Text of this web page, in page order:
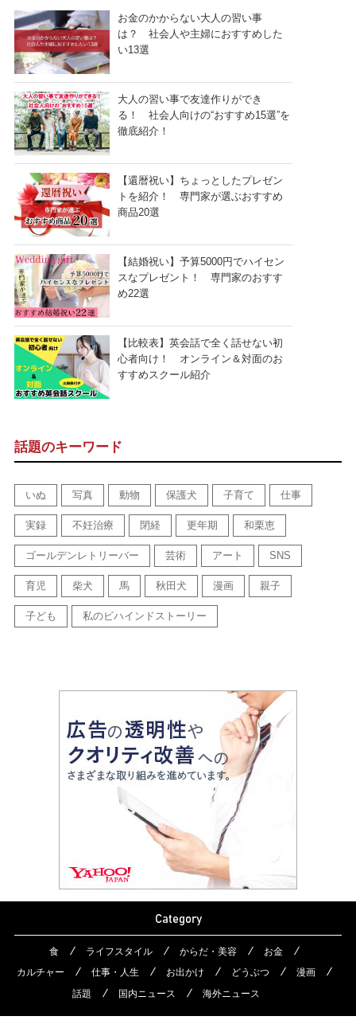
お金のかからない大人の習い事
は？ 社会人や主婦におすすめした
い13選
大人の習い事で友達作りができ
る！ 社会人向けの“おすすめ15選”を
徹底紹介！
【還暦祝い】ちょっとしたプレゼン
トを紹介！ 専門家が選ぶおすすめ
商品20選
【結婚祝い】予算5000円でハイセン
スなプレゼント！ 専門家のおすす
め22選
【比較表】英会話で全く話せない初
心者向け！ オンライン＆対面のお
すすめスクール紹介
話題のキーワード
いぬ 写真 動物 保護犬 子育て 仕事
実録 不妊治療 閉経 更年期 和栗恵
ゴールデンレトリーバー 芸術 アート SNS
育児 柴犬 馬 秋田犬 漫画 親子
子ども 私のビハインドストーリー
Category
食 ライフスタイル からだ・美容
お金
カルチャー
仕事・人生 お出かけ どうぶつ
漫画
話題
国内ニュース 海外ニュース